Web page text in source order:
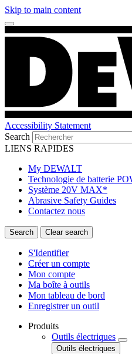
Skip to main content
Accessibility Statement
Search
LIENS RAPIDES
My DEWALT
Technologie de batterie
Système 20V MAX*
Abrasive Safety Guides
Contactez nous
S'Identifier
Créer un compte
Mon compte
Ma boîte à outils
Mon tableau de bord
Enregistrer un outil
Produits
Outils électriques
Outils électriques